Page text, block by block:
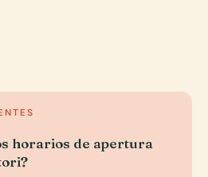
horarios de apertura